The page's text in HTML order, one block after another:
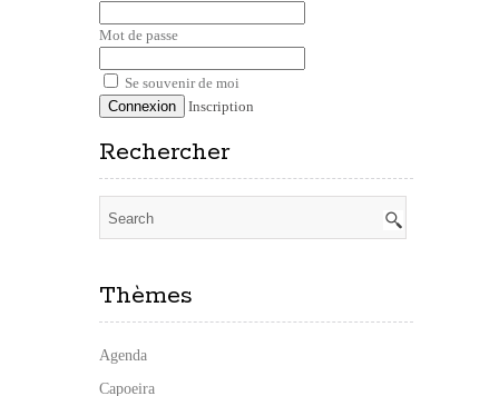
Mot de passe
Se souvenir de moi
Inscription
Rechercher
Thèmes
Agenda
Capoeira